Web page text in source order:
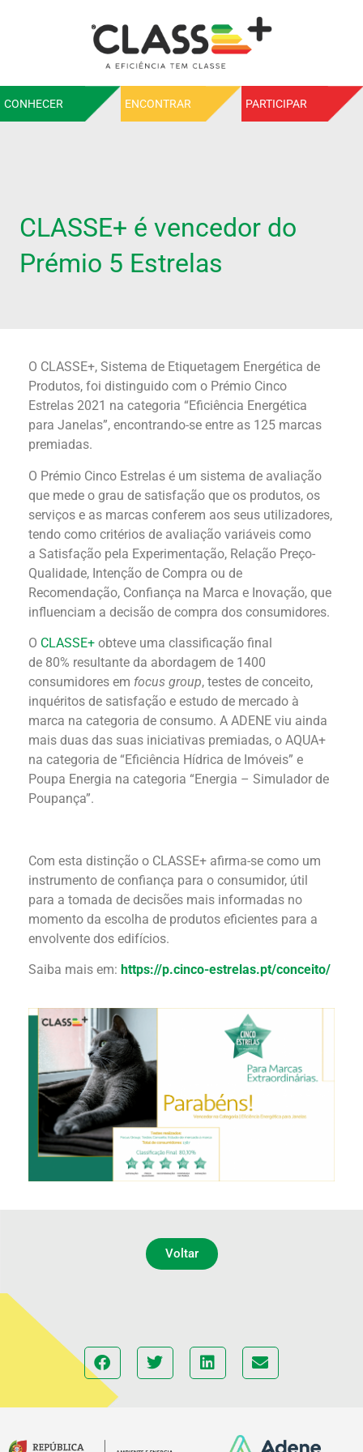
CONHECER ENCONTRAR PARTICIPAR
CLASSE+ é vencedor do
Prémio 5 Estrelas
O CLASSE+, Sistema de Etiquetagem Energética de
Produtos, foi distinguido com o Prémio Cinco
Estrelas 2021 na categoria “Eficiência Energética
para Janelas”, encontrando-se entre as 125 marcas
premiadas.
O Prémio Cinco Estrelas é um sistema de avaliação
que mede o grau de satisfação que os produtos, os
serviços e as marcas conferem aos seus utilizadores,
tendo como critérios de avaliação variáveis como
a Satisfação pela Experimentação, Relação Preço-
Qualidade, Intenção de Compra ou de
Recomendação, Confiança na Marca e Inovação, que
influenciam a decisão de compra dos consumidores.
O CLASSE+ obteve uma classificação final
de 80% resultante da abordagem de 1400
consumidores em focus group, testes de conceito,
inquéritos de satisfação e estudo de mercado à
marca na categoria de consumo. A ADENE viu ainda
mais duas das suas iniciativas premiadas, o AQUA+
na categoria de “Eficiência Hídrica de Imóveis” e
Poupa Energia na categoria “Energia – Simulador de
Poupança”.
Com esta distinção o CLASSE+ afirma-se como um
instrumento de confiança para o consumidor, útil
para a tomada de decisões mais informadas no
momento da escolha de produtos eficientes para a
envolvente dos edifícios.
Saiba mais em: https://p.cinco-estrelas.pt/conceito/
Voltar